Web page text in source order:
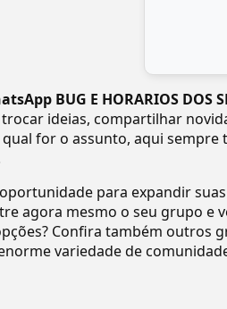
BUG E HORARIOS DOS
ideias, compartilhar
for o assunto, aqui
para expandir
agora mesmo o seu grupo e
Confira também outros
variedade de